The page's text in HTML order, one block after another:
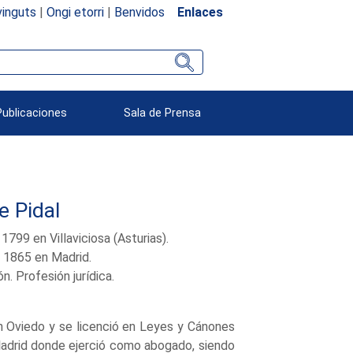
| Ongi etorri| Benvidos Enlaces
Sala de Prensa
Pidal
en Villaviciosa (Asturias).
en Madrid.
Profesión jurídica.
y se licenció en Leyes y Cánones
donde ejerció como abogado, siendo